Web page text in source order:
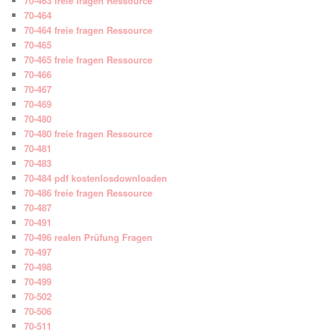
70-464
70-464 freie fragen Ressource
70-465
70-465 freie fragen Ressource
70-466
70-467
70-469
70-480
70-480 freie fragen Ressource
70-481
70-483
70-484 pdf kostenlosdownloaden
70-486 freie fragen Ressource
70-487
70-491
70-496 realen Prüfung Fragen
70-497
70-498
70-499
70-502
70-506
70-511